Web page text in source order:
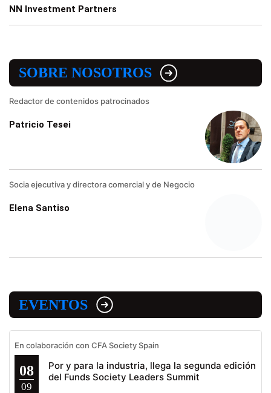
NN Investment Partners
SOBRE NOSOTROS
Redactor de contenidos patrocinados
Patricio Tesei
Socia ejecutiva y directora comercial y de Negocio
Elena Santiso
EVENTOS
En colaboración con CFA Society Spain
08
09
Por y para la industria, llega la segunda edición
del Funds Society Leaders Summit